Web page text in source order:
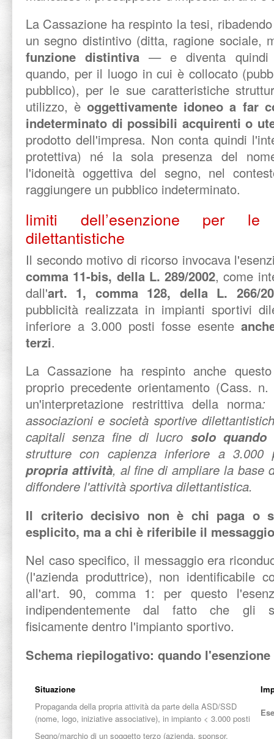
La Cassazione ha respinto la tesi,
un segno distintivo (ditta, ragione sociale,
funzione distintiva — e diventa quindi
quando, per il luogo in cui è collocato
pubblico), per le sue caratteristiche
utilizzo, èoggettivamente idoneo a far
indeterminato di possibili acquirenti o
prodotto dell'impresa. Non conta quindi
protettiva) né la sola presenza del
l'idoneità oggettiva del segno, nel
raggiungere un pubblico indeterminato.
limiti dell’esenzione per le
dilettantistiche
Il secondo motivo di ricorso invocava
comma 11-bis, della L. 289/2002, come
dall'art. 1, comma 128, della L. 266/
pubblicità realizzata in impianti sportivi
inferiore a 3.000 posti fosse esente
terzi.
La Cassazione ha respinto anche
proprio precedente orientamento (Cass.
un'interpretazione restrittiva della norma:
associazioni e società sportive
capitali senza fine di lucro solo quando
strutture con capienza inferiore a 3.000
propria attività, al fine di ampliare la base
diffondere l'attività sportiva dilettantistica.
Il criterio decisivo non è chi paga o
esplicito, ma a chi è riferibile il
Nel caso specifico, il messaggio era
(l'azienda produttrice), non identificabile
all'art. 90, comma 1: per questo
indipendentemente dal fatto che gli
fisicamente dentro l'impianto sportivo.
Schema riepilogativo: quando
Situazione
Propaganda della propria attività da parte della ASD/SSD
(nome, logo, iniziative associative), in impianto < 3.000 posti
Segno/marchio di un soggetto terzo (azienda, sponsor,